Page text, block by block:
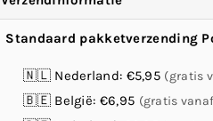
Standaard pakketverzending
🇳🇱 Nederland: €5,95 (gratis
🇧🇪 België: €6,95 (gratis